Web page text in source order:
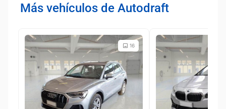
Más vehículos de Autodraft
16